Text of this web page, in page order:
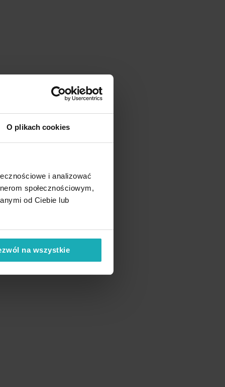
O plikach cookies
i analizować
społecznościowym,
od Ciebie lub
na wszystkie